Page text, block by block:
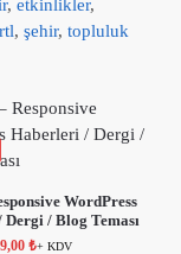
, etkinlikler,
rtl, şehir, topluluk
WordPress
/ Blog Teması
₺+ KDV